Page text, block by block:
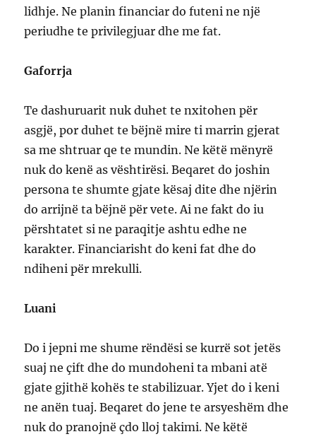
lidhje. Ne planin financiar do futeni ne një
periudhe te privilegjuar dhe me fat.
Gaforrja
Te dashuruarit nuk duhet te nxitohen për
asgjë, por duhet te bëjnë mire ti marrin gjerat
sa me shtruar qe te mundin. Ne këtë mënyrë
nuk do kenë as vështirësi. Beqaret do joshin
persona te shumte gjate kësaj dite dhe njërin
do arrijnë ta bëjnë për vete. Ai ne fakt do iu
përshtatet si ne paraqitje ashtu edhe ne
karakter. Financiarisht do keni fat dhe do
ndiheni për mrekulli.
Luani
Do i jepni me shume rëndësi se kurrë sot jetës
suaj ne çift dhe do mundoheni ta mbani atë
gjate gjithë kohës te stabilizuar. Yjet do i keni
ne anën tuaj. Beqaret do jene te arsyeshëm dhe
nuk do pranojnë çdo lloj takimi. Ne këtë